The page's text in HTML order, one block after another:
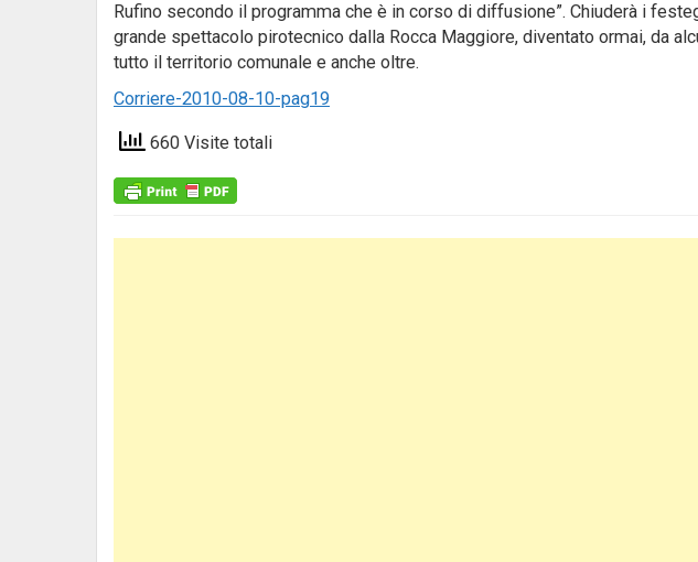
Rufino secondo il programma che è in corso di diffusione”. Chiuderà i
grande spettacolo pirotecnico dalla Rocca Maggiore, diventato ormai, da
tutto il territorio comunale e anche oltre.
Corriere-2010-08-10-pag19
660 Visite totali